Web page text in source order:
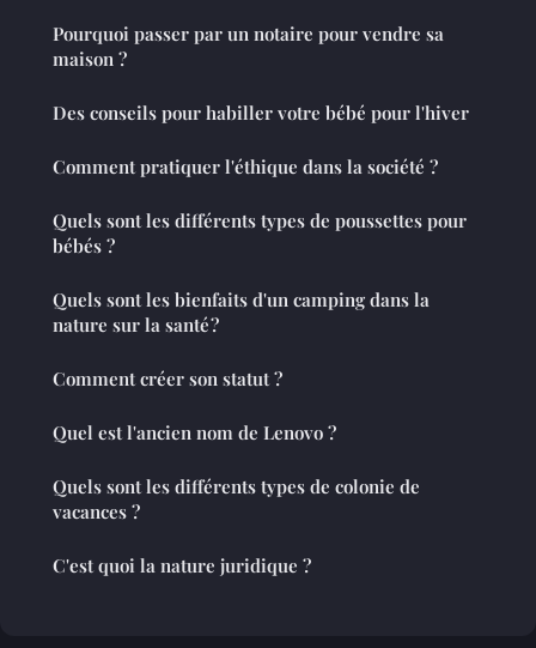
Pourquoi passer par un notaire pour vendre sa
maison ?
Des conseils pour habiller votre bébé pour l'hiver
Comment pratiquer l'éthique dans la société ?
Quels sont les différents types de poussettes pour
bébés ?
Quels sont les bienfaits d'un camping dans la
nature sur la santé ?
Comment créer son statut ?
Quel est l'ancien nom de Lenovo ?
Quels sont les différents types de colonie de
vacances ?
C'est quoi la nature juridique ?